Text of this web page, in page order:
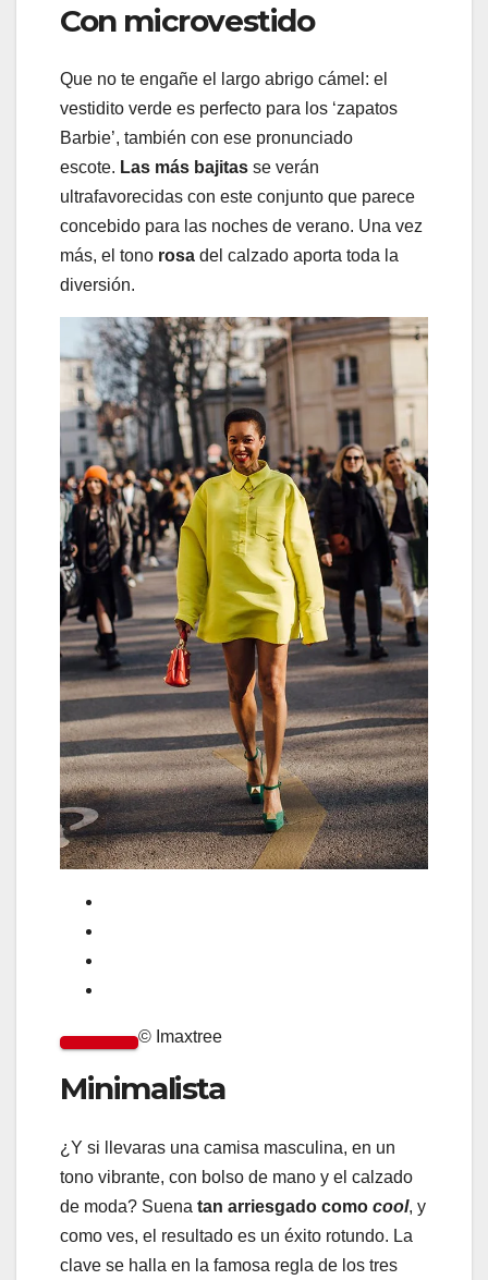
Con microvestido
Que no te engañe el largo abrigo cámel: el
vestidito verde es perfecto para los ‘zapatos
Barbie’, también con ese pronunciado
escote. Las más bajitas se verán
ultrafavorecidas con este conjunto que parece
concebido para las noches de verano. Una vez
más, el tono rosa del calzado aporta toda la
diversión.
© Imaxtree
Minimalista
¿Y si llevaras una camisa masculina, en un
tono vibrante, con bolso de mano y el calzado
de moda? Suena tan arriesgado como cool, y
como ves, el resultado es un éxito rotundo. La
clave se halla en la famosa regla de los tres